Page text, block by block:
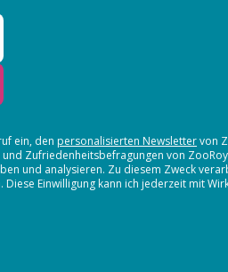
ein, den personalisierten Newslettervon
Zufriedenheitsbefragungen von
und analysieren. Zu diesem Zweck
Einwilligung kann ich jederzeit mit